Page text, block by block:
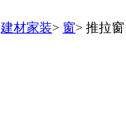
建材家装> 窗> 推拉窗